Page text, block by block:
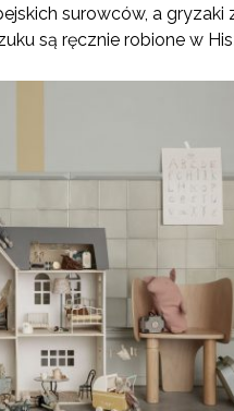
surowców, a gryzaki
są ręcznie robione w